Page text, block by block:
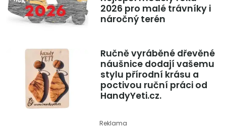
2026 pro malé trávníky i
náročný terén
Ručně vyráběné dřevěné
náušnice dodají vašemu
stylu přírodní krásu a
poctivou ruční práci od
HandyYeti.cz.
Reklama